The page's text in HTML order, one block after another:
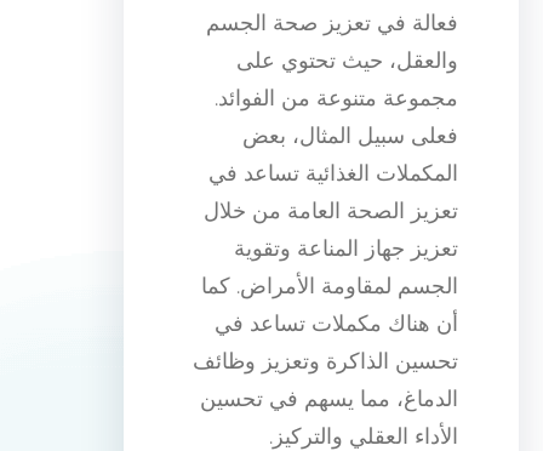
فعالة في تعزيز صحة الجسم
والعقل، حيث تحتوي على
مجموعة متنوعة من الفوائد.
فعلى سبيل المثال، بعض
المكملات الغذائية تساعد في
تعزيز الصحة العامة من خلال
تعزيز جهاز المناعة وتقوية
الجسم لمقاومة الأمراض. كما
أن هناك مكملات تساعد في
تحسين الذاكرة وتعزيز وظائف
الدماغ، مما يسهم في تحسين
الأداء العقلي والتركيز.